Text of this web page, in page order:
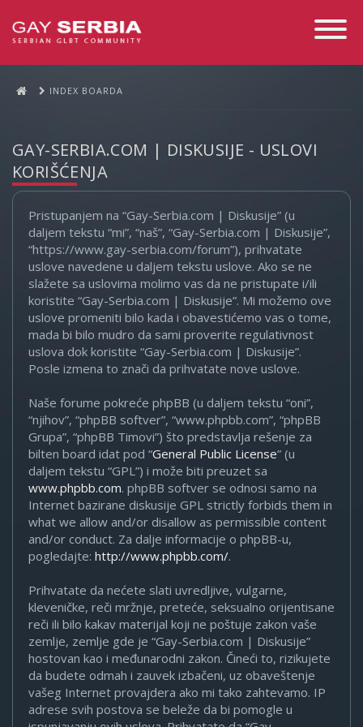
Toggle
INDEX BOARDA
GAY-SERBIA.COM | DISKUSIJE - USLOVI
KORIŠĆENJA
Pristupanjem na “Gay-Serbia.com | Diskusije” (u
daljem tekstu “mi”, “naš”, “Gay-Serbia.com | Diskusije”,
“https://www.gay-serbia.com/forum”), prihvatate
uslove navedene u daljem tekstu uslove. Ako se ne
slažete sa uslovima molimo vas da ne pristupate i/ili
koristite “Gay-Serbia.com | Diskusije”. Mi možemo ove
uslove promeniti bilo kada i obavestićemo vas o tome,
mada bi bilo mudro da sami proverite regulativnost
uslova dok koristite “Gay-Serbia.com | Diskusije”.
Posle izmena to znači da prihvatate nove uslove.
Naše forume pokreće phpBB (u daljem tekstu “oni”,
“njihov”, “phpBB softver”, “www.phpbb.com”, “phpBB
Grupa”, “phpBB Timovi”) što predstavlja rešenje za
bilten board idat pod “General Public License” (u
daljem tekstu “GPL”) i može biti preuzet sa
www.phpbb.com. phpBB softver se odnosi samo na
Internet bazirane diskusije GPL strictly forbids them in
what we allow and/or disallow as permissible content
and/or conduct. Za dalje informacije o phpBB-u,
pogledajte: http://www.phpbb.com/.
Prihvatate da nećete slati uvredljive, vulgarne,
kleveničke, reči mržnje, preteće, seksualno orijentisane
reči ili bilo kakav materijal koji ne poštuje zakon vaše
zemlje, zemlje gde je “Gay-Serbia.com | Diskusije”
hostovan kao i međunarodni zakon. Čineći to, rizikujete
da budete odmah i zauvek izbačeni, uz obaveštenje
vašeg Internet provajdera ako mi tako zahtevamo. IP
adrese svih postova se beleže da bi pomogle u